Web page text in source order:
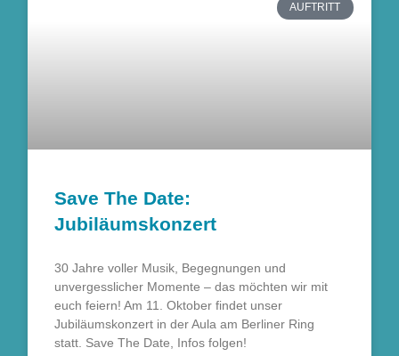
AUFTRITT
Save The Date:
Jubiläumskonzert
30 Jahre voller Musik, Begegnungen und
unvergesslicher Momente – das möchten wir mit
euch feiern! Am 11. Oktober findet unser
Jubiläumskonzert in der Aula am Berliner Ring
statt. Save The Date, Infos folgen!